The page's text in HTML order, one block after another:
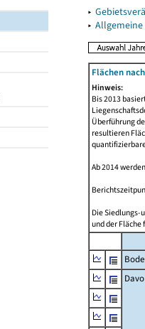
▸
▸
Flächen
Hinweis:
Bis 2013
Überführung
resultieren
Ab 2014
Die Siedlungs-
und der Fläche